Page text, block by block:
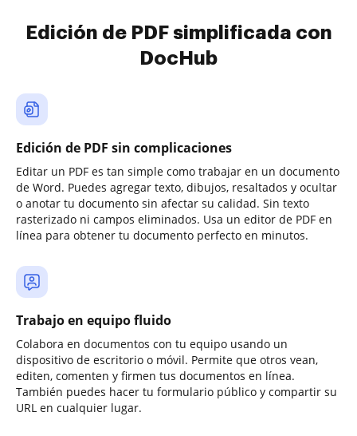
Edición de PDF simplificada con
DocHub
Edición de PDF sin complicaciones
Editar un PDF es tan simple como trabajar en un documento
de Word. Puedes agregar texto, dibujos, resaltados y ocultar
o anotar tu documento sin afectar su calidad. Sin texto
rasterizado ni campos eliminados. Usa un editor de PDF en
línea para obtener tu documento perfecto en minutos.
Trabajo en equipo fluido
Colabora en documentos con tu equipo usando un
dispositivo de escritorio o móvil. Permite que otros vean,
editen, comenten y firmen tus documentos en línea.
También puedes hacer tu formulario público y compartir su
URL en cualquier lugar.